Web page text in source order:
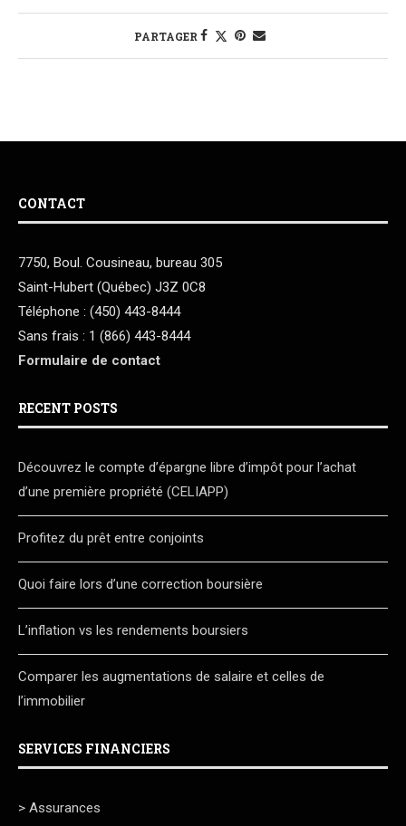
PARTAGER
CONTACT
7750, Boul. Cousineau, bureau 305
Saint-Hubert (Québec) J3Z 0C8
Téléphone : (450) 443-8444
Sans frais : 1 (866) 443-8444
Formulaire de contact
RECENT POSTS
Découvrez le compte d’épargne libre d’impôt pour l’achat
d’une première propriété (CELIAPP)
Profitez du prêt entre conjoints
Quoi faire lors d’une correction boursière
L’inflation vs les rendements boursiers
Comparer les augmentations de salaire et celles de
l’immobilier
SERVICES FINANCIERS
> Assurances